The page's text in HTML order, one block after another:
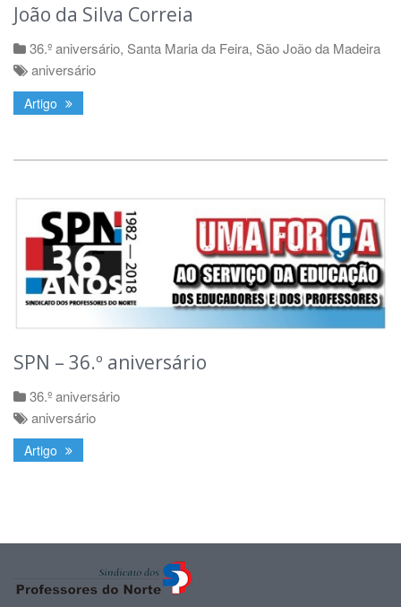
João da Silva Correia
36.º aniversário, Santa Maria da Feira, São João da Madeira
aniversário
Artigo
SPN – 36.º aniversário
36.º aniversário
aniversário
Artigo